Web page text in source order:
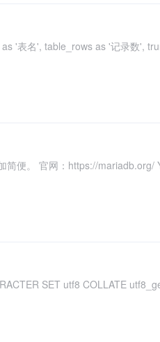
'表名', table_rows as '记录数',
便。 官网：https://mariadb.org/